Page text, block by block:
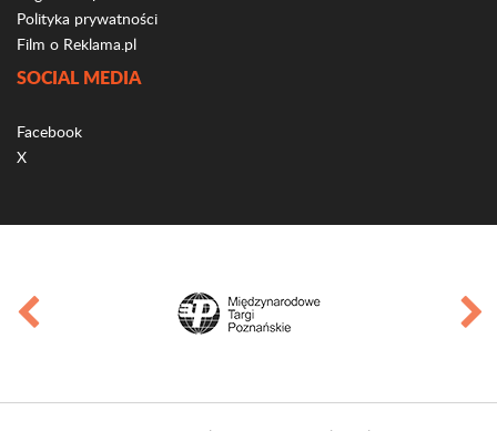
Polityka prywatności
Film o Reklama.pl
SOCIAL MEDIA
Facebook
X